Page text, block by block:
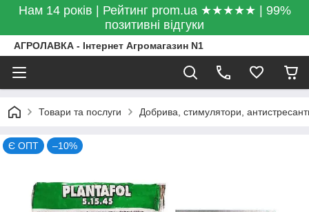
Нам 14 років | Рейтинг prom.ua ★★★★★ | 99%
позитивні відгуки
АГРОЛАВКА - Інтернет Агромагазин N1
Товари та послуги Добрива, стимулятори,
Є ОПТ –10%